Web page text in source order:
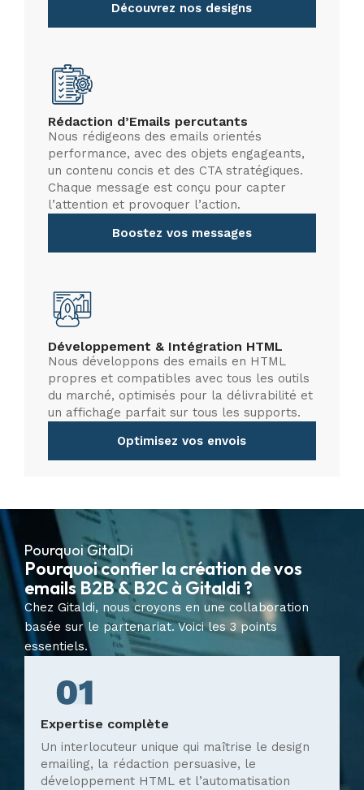
Découvrez nos designs
Rédaction d’Emails percutants
Nous rédigeons des emails orientés
performance, avec des objets engageants,
un contenu concis et des CTA stratégiques.
Chaque message est conçu pour capter
l’attention et provoquer l’action.
Boostez vos messages
Développement & Intégration HTML
Nous développons des emails en HTML
propres et compatibles avec tous les outils
du marché, optimisés pour la délivrabilité et
un affichage parfait sur tous les supports.
Optimisez vos envois
Pourquoi GitalDi
Pourquoi confier la création de vos
emails B2B & B2C à Gitaldi ?
Chez Gitaldi, nous croyons en une collaboration
basée sur le partenariat. Voici les 3 points
essentiels.
Expertise complète
Un interlocuteur unique qui maîtrise le design
emailing, la rédaction persuasive, le
développement HTML et l’automatisation